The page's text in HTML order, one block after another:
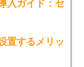
入ガイド：セ
置するメリッ